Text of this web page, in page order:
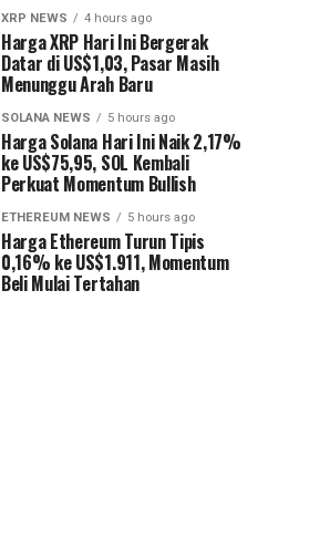
XRP NEWS 4 hours ago
Harga XRP Hari Ini Bergerak
Datar di US$1,03, Pasar Masih
Menunggu Arah Baru
SOLANA NEWS 5 hours ago
Harga Solana Hari Ini Naik 2,17%
ke US$75,95, SOL Kembali
Perkuat Momentum Bullish
ETHEREUM NEWS 5 hours ago
Harga Ethereum Turun Tipis
0,16% ke US$1.911, Momentum
Beli Mulai Tertahan